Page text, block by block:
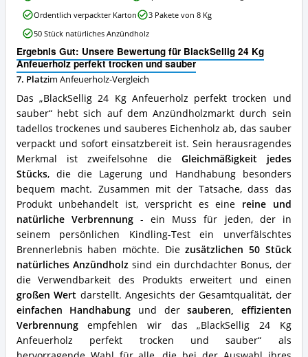
Anfeuerholz
erhältlich?
Ergebnis Gut: Unsere Bewertung für BlackSellig 24 Kg
Anfeuerholz perfekt trocken und sauber
7. Platzim Anfeuerholz-Vergleich
Das „BlackSellig 24 Kg Anfeuerholz perfekt trocken und
sauber“ hebt sich auf dem Anzündholzmarkt durch sein
tadellos trockenes und sauberes Eichenholz ab, das sauber
verpackt und sofort einsatzbereit ist. Sein herausragendes
Merkmal ist zweifelsohne die Gleichmäßigkeit jedes
Stücks, die die Lagerung und Handhabung besonders
bequem macht. Zusammen mit der Tatsache, dass das
Produkt unbehandelt ist, verspricht es eine reine und
natürliche Verbrennung- ein Muss für jeden, der in
seinem persönlichen Kindling-Test ein unverfälschtes
Brennerlebnis haben möchte. Diezusätzlichen 50 Stück
natürliches Anzündholz sind ein durchdachter Bonus, der
die Verwendbarkeit des Produkts erweitert und einen
großen Wert darstellt. Angesichts der Gesamtqualität, der
einfachen Handhabung und dersauberen, effizienten
Verbrennungempfehlen wir das „BlackSellig 24 Kg
Anfeuerholz perfekt trocken und sauber“ als
24
Kg
Anfeuerholz
perfekt
trocken
und
sauber
Vorteile:
Was
spricht
für
dieses
Anfeuerholz?
Ordentlich verpackter Karton
3 Pakete von 8 Kg
50 Stück natürliches Anzündholz